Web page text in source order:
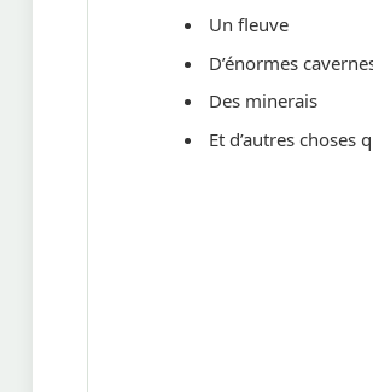
Un fleuve
D’énormes
Des minerais
Et d’autres choses